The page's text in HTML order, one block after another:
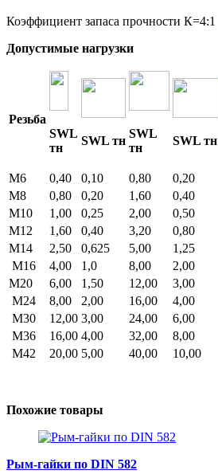
Коэффициент запаса прочности К=4:1
Допустимые нагрузки
Резьба
SWL
тн
SWL тн
SWL
тн
SWL тн
М6 0,40 0,10 0,80 0,20
М8
0,80 0,20 1,60 0,40
М10
1,00 0,25 2,00 0,50
М12
1,60 0,40 3,20 0,80
М14
2,50 0,625 5,00 1,25
М16
4,00 1,0 8,00 2,00
М20
6,00 1,50 12,00 3,00
М24
8,00 2,00 16,00 4,00
М30
12,00 3,00 24,00 6,00
М36
16,00 4,00 32,00 8,00
М42
20,00 5,00 40,00 10,00
Похожие товары
Рым-гайки по DIN 582